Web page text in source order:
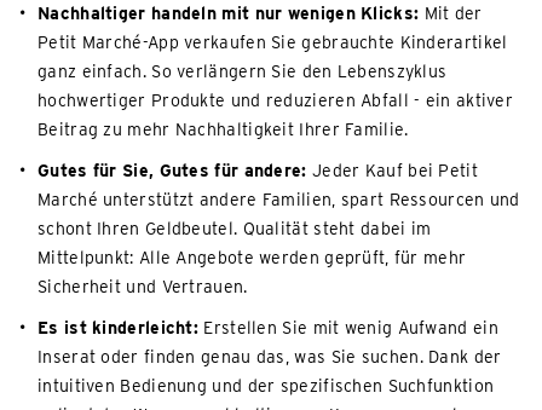
Nachhaltiger handeln mit nur wenigen Klicks: Mit der
Petit Marché-App verkaufen Sie gebrauchte Kinderartikel
ganz einfach. So verlängern Sie den Lebenszyklus
hochwertiger Produkte und reduzieren Abfall - ein aktiver
Beitrag zu mehr Nachhaltigkeit Ihrer Familie.
Gutes für Sie, Gutes für andere: Jeder Kauf bei Petit
Marché unterstützt andere Familien, spart Ressourcen und
schont Ihren Geldbeutel. Qualität steht dabei im
Mittelpunkt: Alle Angebote werden geprüft, für mehr
Sicherheit und Vertrauen.
Es ist kinderleicht: Erstellen Sie mit wenig Aufwand ein
Inserat oder finden genau das, was Sie suchen. Dank der
intuitiven Bedienung und der spezifischen Suchfunktion